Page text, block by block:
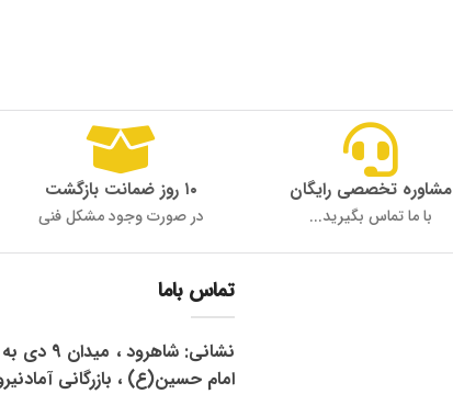
مشاوره تخصصی رایگان
با ما تماس بگیرید...
۱۰ روز ضمانت بازگشت
در صورت وجود مشکل فنی
تماس باما
نشانی:
امام حسین(ع) ، بازرگانی